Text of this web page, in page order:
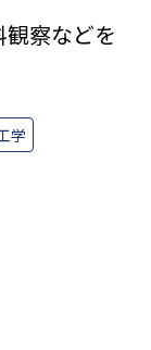
察などを
学